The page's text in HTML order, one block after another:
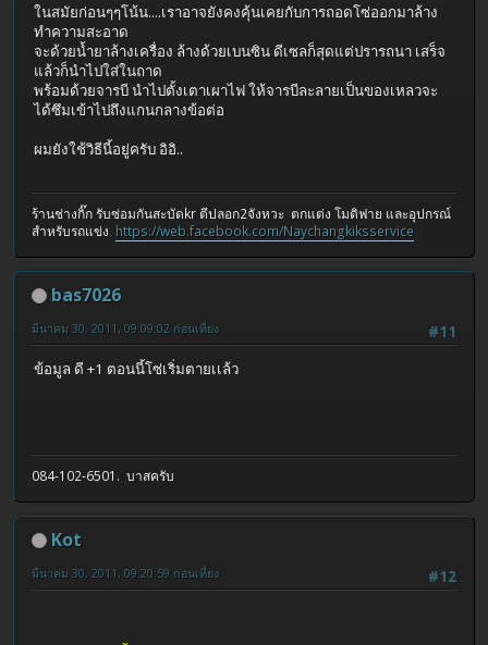
ในสมัยก่อนๆๆโน้น....เราอาจยังคงคุ้นเคยกับการถอดโซ่ออกมาล้าง
ทำความสะอาด
จะด้วยน้ำยาล้างเครื่อง ล้างด้วยเบนซิน ดีเซลก็สุดแต่ปรารถนา เสร็จ
แล้วก็นำไปใส่ในถาด
พร้อมด้วยจารบี นำไปตั้งเตาเผาไฟ ให้จารบีละลายเป็นของเหลวจะ
ได้ซึมเข้าไปถึงแกนกลางข้อต่อ
ผมยังใช้วิธีนี้อยู่ครับ อิอิ..
ร้านช่างกิ๊ก รับซ่อมกันสะบัดkr ตีปลอก2จังหวะ ตกแต่ง โมดิฟาย และอุปกรณ์
สำหรับรถแข่ง https://web.facebook.com/Naychangkiksservice
bas7026
#11
มีนาคม 30, 2011, 09:09:02 ก่อนเที่ยง
ข้อมูล ดี +1 ตอนนี้โซ่เริ่มตายเเล้ว
084-102-6501. บาสครับ
Kot
#12
มีนาคม 30, 2011, 09:20:59 ก่อนเที่ยง